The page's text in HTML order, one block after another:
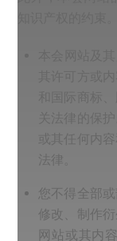
或其任何内
法律。
您不得全部
修改、制作
网站或其内